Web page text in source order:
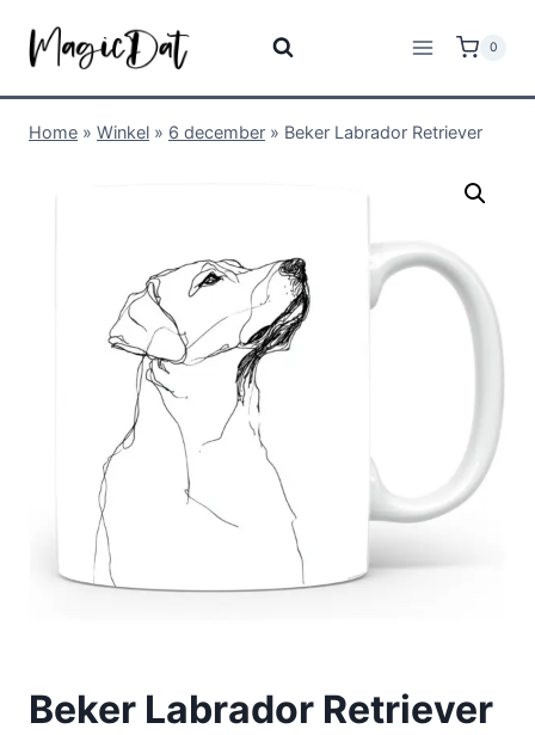
0
Home » Winkel » 6 december » Beker Labrador Retriever
Beker Labrador Retriever